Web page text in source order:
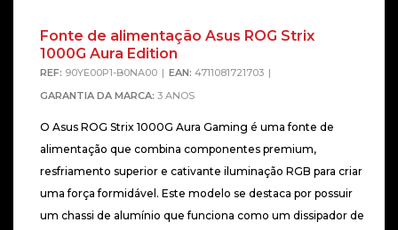
Fonte de alimentação Asus ROG Strix
1000G Aura Edition
REF: 90YE00P1-B0NA00 EAN: 4711081721703
GARANTIA DA MARCA: 3 ANOS
O Asus ROG Strix 1000G Aura Gaming é uma fonte de
alimentação que combina componentes premium,
resfriamento superior e cativante iluminação RGB para criar
uma força formidável. Este modelo se destaca por possuir
um chassi de alumínio que funciona como um dissipador de